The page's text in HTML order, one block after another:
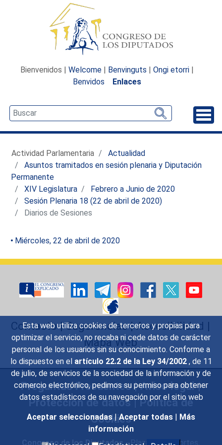
Esta web utiliza cookies de terceros y propias para
optimizar el servicio, no recaba ni cede datos de carácter
personal de los usuarios sin su conocimiento. Conforme a
lo dispuesto en el artículo 22.2 de la Ley 34/2002 , de 11
de julio, de servicios de la sociedad de la información y de
comercio electrónico, pedimos su permiso para obtener
datos estadísticos de su navegación por el sitio web
Aceptar seleccionadas | Aceptar todas | Más
información
Bienvenidos | Welcome | Benvinguts | Ongi etorri |
Benvidos
Enlaces
Actividad Parlamentaria
Actualidad
Asuntos tramitados en sesión plenaria y Diputación
Permanente
XIV Legislatura
Febrero a Junio de 2020
Sesión Plenaria 18 (22 de abril de 2020)
Diarios de Sesiones
Miércoles, 22 de abril de 2020
Contacto|Sugerencias|Accesibilidad |
Mapa Web
Preguntas Frecuentes|Aviso legal|
Protección de datos|Política de
Cookies
Congreso de los Diputados- Plaza de las Cortes,